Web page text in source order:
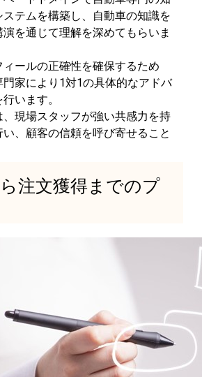
テムを構築し、自動車の知識を
を通じて理解を深めてもらいま
ールの正確性を確保するため
家により1対1の具体的なアドバ
います。
、現場スタッフが強い共感力を持
、顧客の信頼を呼び寄せること
注文獲得までのプ